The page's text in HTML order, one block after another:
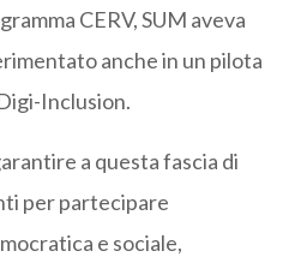
CERV, SUM aveva
anche in un pilota
Inclusion.
a questa fascia di
per partecipare
e sociale,